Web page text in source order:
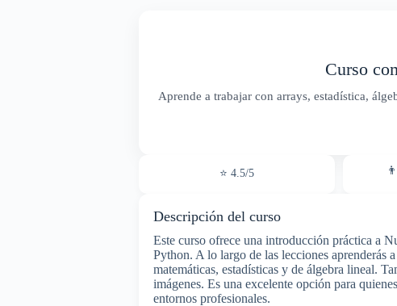
Curso
Aprende a trabajar con arrays, estadística,
⭐ 4.5/5
Descripción del curso
Este curso ofrece una introducción práctica a
Python. A lo largo de las lecciones aprenderás
matemáticas, estadísticas y de álgebra lineal.
imágenes. Es una excelente opción para
entornos profesionales.